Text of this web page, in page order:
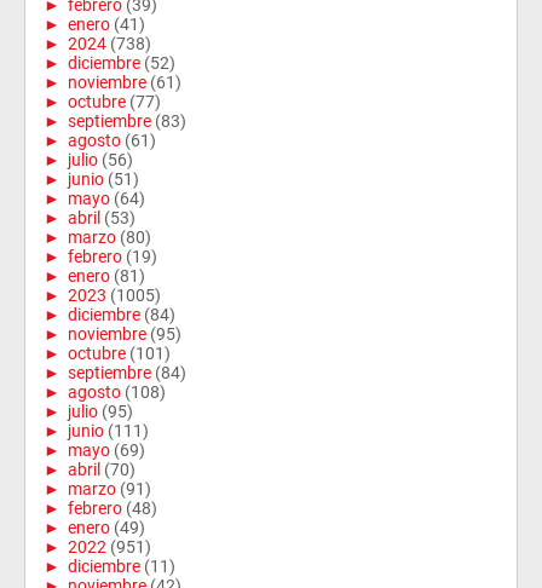
► febrero (39)
► enero (41)
► 2024 (738)
► diciembre (52)
► noviembre (61)
► octubre (77)
► septiembre (83)
► agosto (61)
► julio (56)
► junio (51)
► mayo (64)
► abril (53)
► marzo (80)
► febrero (19)
► enero (81)
► 2023 (1005)
► diciembre (84)
► noviembre (95)
► octubre (101)
► septiembre (84)
► agosto (108)
► julio (95)
► junio (111)
► mayo (69)
► abril (70)
► marzo (91)
► febrero (48)
► enero (49)
► 2022 (951)
► diciembre (11)